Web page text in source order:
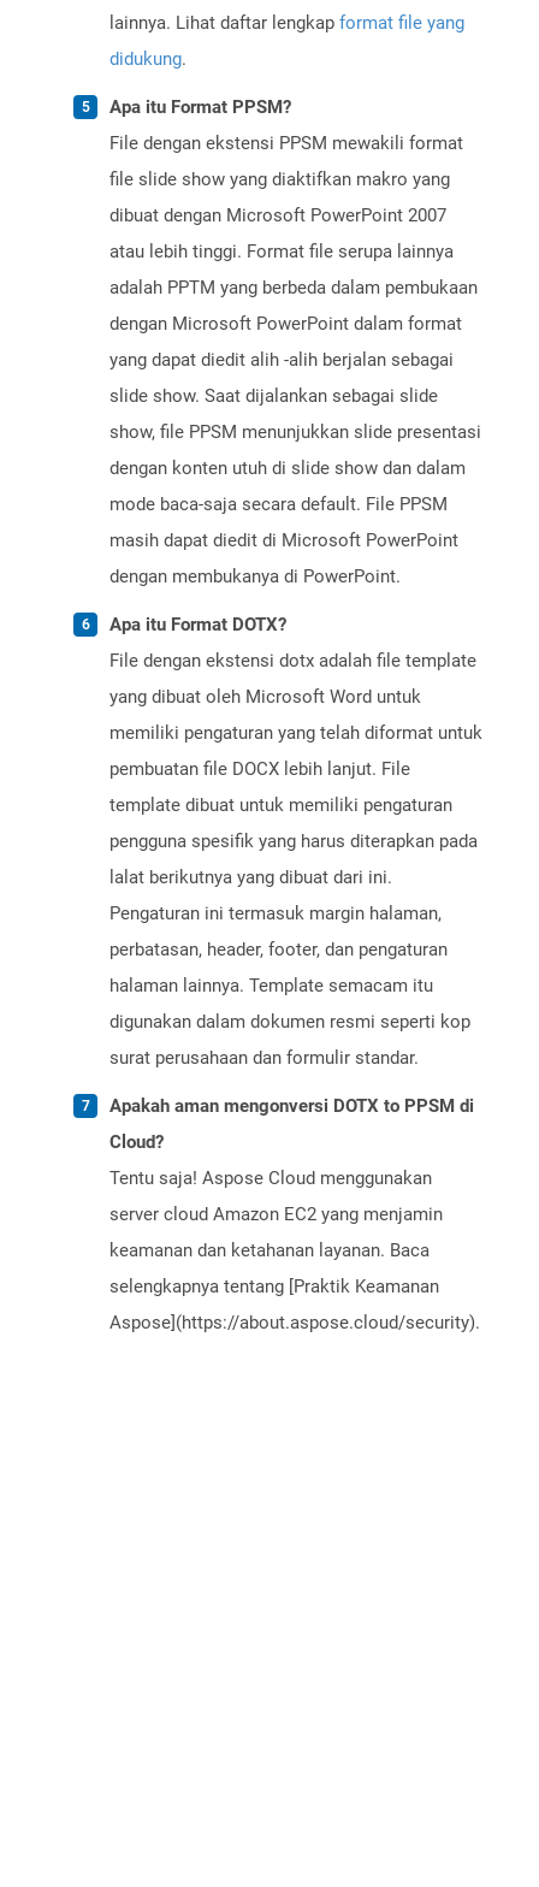
lainnya. Lihat daftar lengkap format file yang
didukung.
Apa itu Format PPSM?
File dengan ekstensi PPSM mewakili format
file slide show yang diaktifkan makro yang
dibuat dengan Microsoft PowerPoint 2007
atau lebih tinggi. Format file serupa lainnya
adalah PPTM yang berbeda dalam pembukaan
dengan Microsoft PowerPoint dalam format
yang dapat diedit alih -alih berjalan sebagai
slide show. Saat dijalankan sebagai slide
show, file PPSM menunjukkan slide presentasi
dengan konten utuh di slide show dan dalam
mode baca-saja secara default. File PPSM
masih dapat diedit di Microsoft PowerPoint
dengan membukanya di PowerPoint.
Apa itu Format DOTX?
File dengan ekstensi dotx adalah file template
yang dibuat oleh Microsoft Word untuk
memiliki pengaturan yang telah diformat untuk
pembuatan file DOCX lebih lanjut. File
template dibuat untuk memiliki pengaturan
pengguna spesifik yang harus diterapkan pada
lalat berikutnya yang dibuat dari ini.
Pengaturan ini termasuk margin halaman,
perbatasan, header, footer, dan pengaturan
halaman lainnya. Template semacam itu
digunakan dalam dokumen resmi seperti kop
surat perusahaan dan formulir standar.
Apakah aman mengonversi DOTX to PPSM di
Cloud?
Tentu saja! Aspose Cloud menggunakan
server cloud Amazon EC2 yang menjamin
keamanan dan ketahanan layanan. Baca
selengkapnya tentang [Praktik Keamanan
Aspose](https://about.aspose.cloud/security).